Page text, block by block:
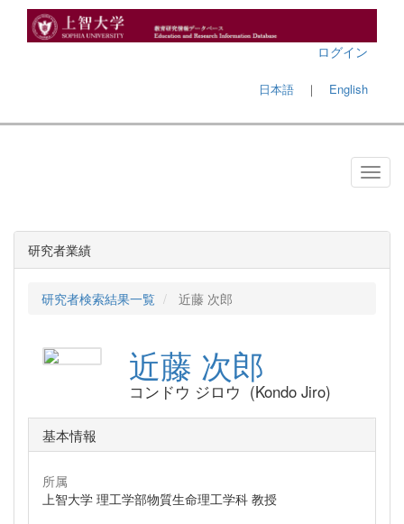
ログイン
日本語 ｜ English
研究者業績
研究者検索結果一覧 近藤 次郎
近藤 次郎
コンドウ ジロウ (Kondo Jiro)
基本情報
所属
上智大学 理工学部物質生命理工学科 教授